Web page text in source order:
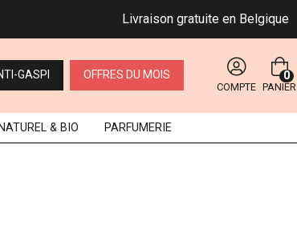
Livraison gratuite en Belgique
GASPI OFFRES DU MOIS
COMPTE PANIER
0
NATUREL & BIO PARFUMERIE